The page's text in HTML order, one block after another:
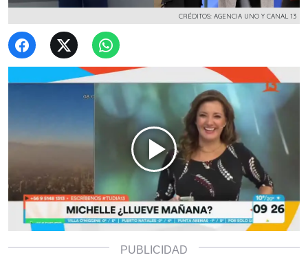
CRÉDITOS: AGENCIA UNO Y CANAL 13